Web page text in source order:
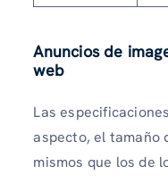
Anuncios de
web
Las
aspecto, el tamaño
mismos que los de